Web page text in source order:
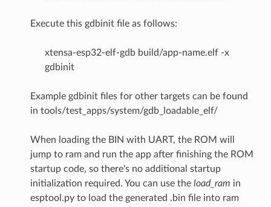
Execute this gdbinit file as follows:
xtensa-esp32-elf-gdb build/app-name.elf -x
gdbinit
Example gdbinit files for other targets can be found
in tools/test_apps/system/gdb_loadable_elf/
When loading the BIN with UART, the ROM will
jump to ram and run the app after finishing the ROM
startup code, so there's no additional startup
initialization required. You can use the load_ram in
esptool.py to load the generated .bin file into ram